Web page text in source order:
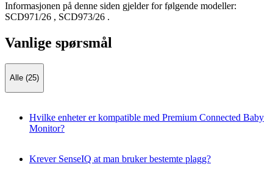
Informasjonen på denne siden gjelder for følgende modeller:
SCD971/26 , SCD973/26 .
Vanlige spørsmål
Alle (25)
Hvilke enheter er kompatible med Premium Connected Baby
Monitor?
Krever SenseIQ at man bruker bestemte plagg?